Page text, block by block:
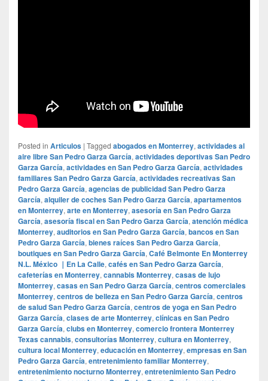
Posted in Articulos | Tagged abogados en Monterrey, actividades al
aire libre San Pedro Garza García, actividades deportivas San Pedro
Garza García, actividades en San Pedro Garza García, actividades
familiares San Pedro Garza García, actividades recreativas San
Pedro Garza García, agencias de publicidad San Pedro Garza
García, alquiler de coches San Pedro Garza García, apartamentos
en Monterrey, arte en Monterrey, asesoría en San Pedro Garza
García, asesoría fiscal en San Pedro Garza García, atención médica
Monterrey, auditorios en San Pedro Garza García, bancos en San
Pedro Garza García, bienes raíces San Pedro Garza García,
boutiques en San Pedro Garza García, Café Belmonte En Monterrey
N.L. México ｜En La Calle, cafés en San Pedro Garza García,
cafeterías en Monterrey, cannabis Monterrey, casas de lujo
Monterrey, casas en San Pedro Garza García, centros comerciales
Monterrey, centros de belleza en San Pedro Garza García, centros
de salud San Pedro Garza García, centros de yoga en San Pedro
Garza García, clases de arte Monterrey, clínicas en San Pedro
Garza García, clubs en Monterrey, comercio frontera Monterrey
Texas cannabis, consultorías Monterrey, cultura en Monterrey,
cultura local Monterrey, educación en Monterrey, empresas en San
Pedro Garza García, entretenimiento familiar Monterrey,
entretenimiento nocturno Monterrey, entretenimiento San Pedro